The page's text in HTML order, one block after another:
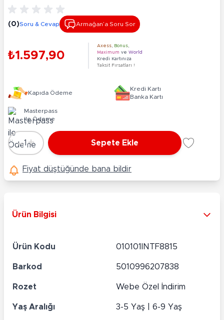
(0)Soru & Cevap Armağan’a Soru Sor
₺1.597,90
Axess Bonus
Maximum ve World
Kredi Kartınıza
Taksit Fırsatları !
Kapıda Ödeme
Kredi Kartı
Banka Kartı
Masterpass
ile Ödeme
Adet
-1 + Sepete Ekle
Fiyat düştüğünde bana bildir
Ürün Bilgisi
Ürün Kodu 010101INTF8815
Barkod 5010996207838
Rozet Webe Özel İndirim
Yaş Aralığı 3-5 Yaş | 6-9 Yaş